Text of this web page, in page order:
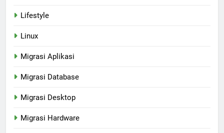
Lifestyle
Linux
Migrasi Aplikasi
Migrasi Database
Migrasi Desktop
Migrasi Hardware